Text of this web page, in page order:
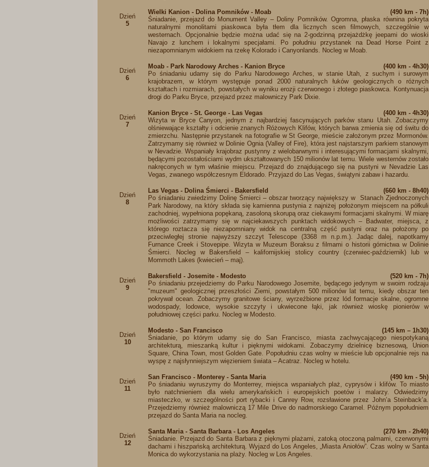
Dzień
5
Wielki Kanion - Dolina Pomników - Moab
(490 km - 7h)
Śniadanie, przejazd do Monument Valley – Doliny Pomników. Ogromna, płaska równina pokryta
naturalnymi monolitami piaskowca była tłem dla licznych scen filmowych, szczególnie w
westernach. Opcjonalnie będzie można udać się na 2-godzinną przejażdżkę jeepami do wioski
Navajo z lunchem i lokalnymi specjałami. Po południu przystanek na Dead Horse Point z
niezapomnianym widokiem na rzekę Kolorado i Canyonlands. Nocleg w Moab.
Dzień
6
Moab - Park Narodowy Arches - Kanion Bryce
(400 km - 4h30)
Po śniadaniu udamy się do Parku Narodowego Arches, w stanie Utah, z suchym i surowym
krajobrazem, w którym występuje ponad 2000 naturalnych łuków geologicznych o różnych
kształtach i rozmiarach, powstałych w wyniku erozji czerwonego i złotego piaskowca. Kontynuacja
drogi do Parku Bryce, przejazd przez malowniczy Park Dixie.
Dzień
7
Kanion Bryce - St. George - Las Vegas
(400 km - 4h30)
Wizyta w Bryce Canyon, jednym z najbardziej fascynujących parków stanu Utah. Zobaczymy
olśniewające kształty i odcienie znanych Różowych Klifów, których barwa zmienia się od świtu do
zmierzchu. Następnie przystanek na fotografie w St George, mieście założonym przez Mormonów.
Zatrzymamy się również w Dolinie Ognia (Valley of Fire), która jest najstarszym parkiem stanowym
w Nevadzie. Wspaniały krajobraz pustynny z wielobarwnymi i interesującymi formacjami skalnymi,
będącymi pozostałościami wydm ukształtowanych 150 milionów lat temu. Wiele westernów zostało
nakręconych w tym właśnie miejscu. Przejazd do znajdującego się na pustyni w Nevadzie Las
Vegas, zwanego współczesnym Eldorado. Przyjazd do Las Vegas, świątyni zabaw i hazardu.
Dzień
8
Las Vegas - Dolina Śmierci - Bakersfield
(660 km - 8h40)
Po śniadaniu zwiedzimy Dolinę Śmierci – obszar tworzący największy w Stanach Zjednoczonych
Park Narodowy, na który składa się kamienna pustynia z najniżej położonym miejscem na półkuli
zachodniej, wypełniona popękaną, zasoloną skorupą oraz ciekawymi formacjami skalnymi. W miarę
możliwości zatrzymamy się w najciekawszych punktach widokowych – Badwater, miejsca, z
którego roztacza się niezapomniany widok na centralną część pustyni oraz na położony po
przeciwległej stronie najwyższy szczyt Telescope (3368 m n.p.m.). Jadąc dalej, napotkamy
Furnance Creek i Stovepipe. Wizyta w Muzeum Boraksu z filmami o historii górnictwa w Dolinie
Śmierci. Nocleg w Bakersfield – kalifornijskiej stolicy country (czerwiec-październik) lub w
Mommoth Lakes (kwiecień – maj).
Dzień
9
Bakersfield - Josemite - Modesto
(520 km - 7h)
Po śniadaniu przejedziemy do Parku Narodowego Josemite, będącego jedynym w swoim rodzaju
"muzeum" geologicznej przeszłości Ziemi, powstałym 500 milionów lat temu, kiedy obszar ten
pokrywał ocean. Zobaczymy granitowe ściany, wyrzeźbione przez lód formacje skalne, ogromne
wodospady, lodowce, wysokie szczyty i ukwiecone łąki, jak również wioskę pionierów w
południowej części parku. Nocleg w Modesto.
Dzień
10
Modesto - San Francisco
(145 km – 1h30)
Śniadanie, po którym udamy się do San Francisco, miasta zachwycającego niespotykaną
architekturą, mieszanką kultur i pięknymi widokami. Zobaczymy dzielnicę biznesową, Union
Square, China Town, most Golden Gate. Popołudniu czas wolny w mieście lub opcjonalnie rejs na
wyspę z najsłynniejszym więzieniem świata – Acatraz. Nocleg w hotelu.
Dzień
11
San Francisco - Monterey - Santa Maria
(490 km - 5h)
Po śniadaniu wyruszymy do Monterrey, miejsca wspaniałych plaż, cyprysów i klifów. To miasto
było natchnieniem dla wielu amerykańskich i europejskich poetów i malarzy. Odwiedzimy
miasteczko, w szczególności port rybacki i Canrey Row, rozsławione przez John’a Steinback’a.
Przejedziemy również malowniczą 17 Mile Drive do nadmorskiego Caramel. Późnym popołudniem
przejazd do Santa Maria na nocleg.
Dzień
12
Santa Maria - Santa Barbara - Los Angeles
(270 km - 2h40)
Śniadanie. Przejazd do Santa Barbara z pięknymi plażami, zatoką otoczoną palmami, czerwonymi
dachami i hiszpańską architekturą. Wyjazd do Los Angeles, „Miasta Aniołów”. Czas wolny w Santa
Monica do wykorzystania na plaży. Nocleg w Los Angeles.